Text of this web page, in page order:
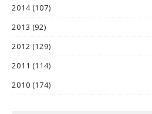
2014(107)
2013 (92)
2012 (129)
2011 (114)
2010 (174)